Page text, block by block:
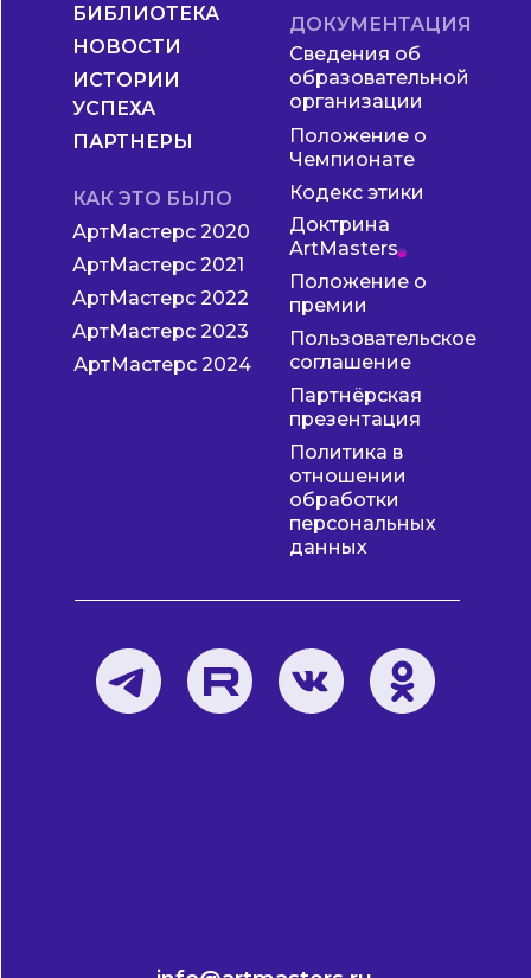
БИБЛИОТЕКА
НОВОСТИ
ИСТОРИИ
УСПЕХА
ПАРТНЕРЫ
КАК ЭТО БЫЛО
АртМастерс 2020
АртМастерс 2021
АртМастерс 2022
АртМастерс 2023
АртМастерс 2024
ДОКУМЕНТАЦИЯ
Сведения об
образовательной
организации
Положение о
Чемпионате
Кодекс этики
Доктрина
ArtMasters
Положение о
премии
Пользовательское
соглашение
Партнёрская
презентация
Политика в
отношении
обработки
персональных
данных